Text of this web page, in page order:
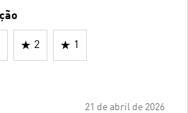
2 1
21 de abril de 2026